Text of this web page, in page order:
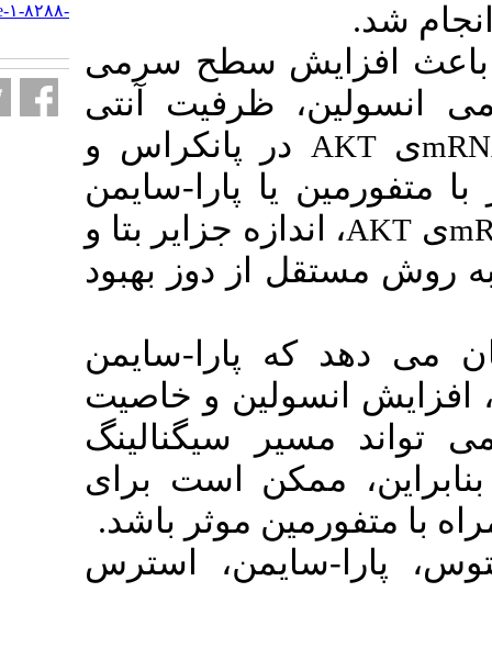
سطح سرمی
ظرفیتآنتی
پانکراس و
یا پارا-سایمن
جزایر بتا و
از دوز بهبود
پارا-سایمن
وخاصیت
سیگنالینگ
است برای
موثر باشد.
استرس
http://sjku.muk.ac.ir/article-۱-۸۲۸۸-